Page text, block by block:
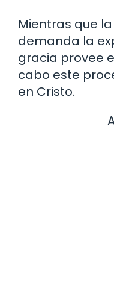
Mientras que
demanda la
gracia provee
cabo este
en Cristo.